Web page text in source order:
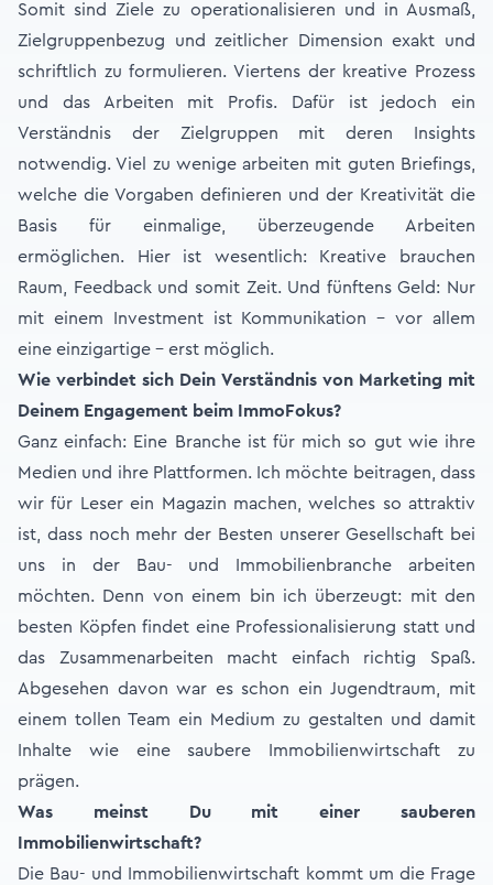
Somit sind Ziele zu operationalisieren und in Ausmaß,
Zielgruppenbezug und zeitlicher Dimension exakt und
schriftlich zu formulieren. Viertens der kreative Prozess
und das Arbeiten mit Profis. Dafür ist jedoch ein
Verständnis der Zielgruppen mit deren Insights
notwendig. Viel zu wenige arbeiten mit guten Briefings,
welche die Vorgaben definieren und der Kreativität die
Basis für einmalige, überzeugende Arbeiten
ermöglichen. Hier ist wesentlich: Kreative brauchen
Raum, Feedback und somit Zeit. Und fünftens Geld: Nur
mit einem Investment ist Kommunikation – vor allem
eine einzigartige – erst möglich.
Wie verbindet sich Dein Verständnis von Marketing mit
Deinem Engagement beim ImmoFokus?
Ganz einfach: Eine Branche ist für mich so gut wie ihre
Medien und ihre Plattformen. Ich möchte beitragen, dass
wir für Leser ein Magazin machen, welches so attraktiv
ist, dass noch mehr der Besten unserer Gesellschaft bei
uns in der Bau- und Immobilienbranche arbeiten
möchten. Denn von einem bin ich überzeugt: mit den
besten Köpfen findet eine Professionalisierung statt und
das Zusammenarbeiten macht einfach richtig Spaß.
Abgesehen davon war es schon ein Jugendtraum, mit
einem tollen Team ein Medium zu gestalten und damit
Inhalte wie eine saubere Immobilienwirtschaft zu
prägen.
Was meinst Du mit einer sauberen
Immobilienwirtschaft?
Die Bau- und Immobilienwirtschaft kommt um die Frage